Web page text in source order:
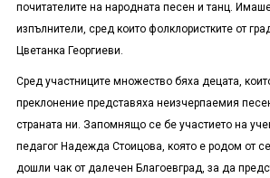
почитателите на народната песен и танц.
изпълнители, сред които фолклористките от
Цветанка Георгиеви.
Сред участниците множество бяха децата,
преклонение представяха неизчерпаемия
страната ни. Запомнящо се бе участието на
педагог Надежда Стоицова, която е родом от
дошли чак от далечен Благоевград, за да